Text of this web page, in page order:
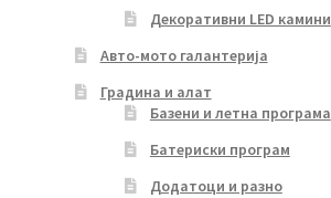
Декоративни LED камини
Авто-мото галантерија
Градина и алат
Базени и летна програма
Батериски програм
Додатоци и разно